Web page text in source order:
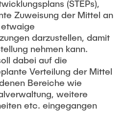
(STEPs),
Zuweisung der Mittel an
darzustellen, damit
nehmen kann.
dabei auf die
Verteilung der Mittel
Bereiche wie
weitere
etc. eingegangen